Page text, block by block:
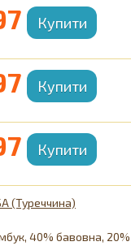
(Туреччина)
40% бавовна, 20%